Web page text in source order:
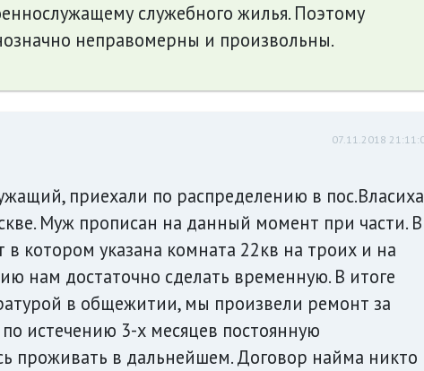
служебного жилья. Поэтому
неправомерны и произвольны.
07.11.2018
приехали по распределению в
Муж прописан на данный момент при части. В
котором указана комната 22кв на троих и на
нам достаточно сделать временную. В итоге
в общежитии, мы произвели ремонт за
истечению 3-х месяцев постоянную
проживать в дальнейшем. Договор найма никто